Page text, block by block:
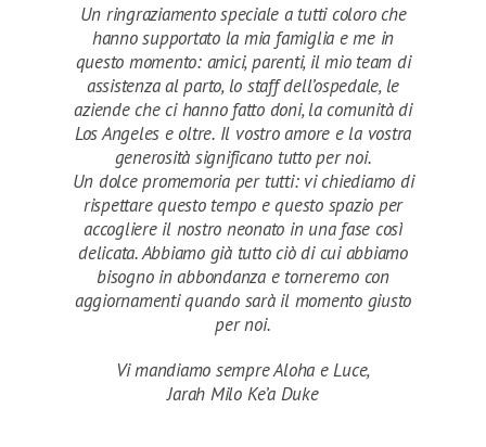
Un ringraziamento speciale a tutti coloro che
hanno supportato la mia famiglia e me in
questo momento: amici, parenti, il mio team di
assistenza al parto, lo staff dell’ospedale, le
aziende che ci hanno fatto doni, la comunità di
Los Angeles e oltre. Il vostro amore e la vostra
generosità significano tutto per noi.
Un dolce promemoria per tutti: vi chiediamo di
rispettare questo tempo e questo spazio per
accogliere il nostro neonato in una fase così
delicata. Abbiamo già tutto ciò di cui abbiamo
bisogno in abbondanza e torneremo con
aggiornamenti quando sarà il momento giusto
per noi.
Vi mandiamo sempre Aloha e Luce,
Jarah Milo Ke’a Duke